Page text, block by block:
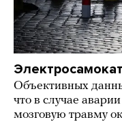
Объективных
что в случае
мозговую травму